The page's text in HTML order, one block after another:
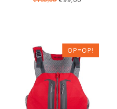
OP=OP!